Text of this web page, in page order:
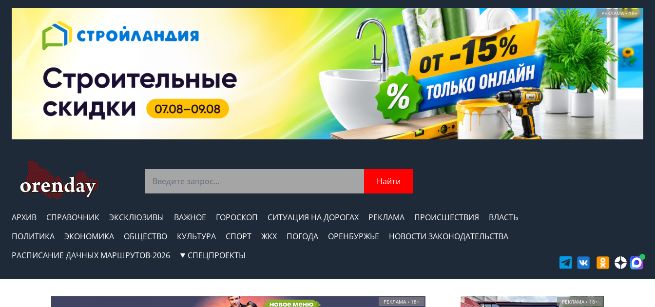
РЕКЛАМА • 18+
Найти
АРХИВ СПРАВОЧНИК ЭКСКЛЮЗИВЫ ВАЖНОЕ ГОРОСКОП СИТУАЦИЯ НА ДОРОГАХ РЕКЛАМА ПРОИСШЕСТВИЯ
ВЛАСТЬ
ПОЛИТИКА
ЭКОНОМИКА ОБЩЕСТВО КУЛЬТУРА СПОРТ ЖКХ ПОГОДА ОРЕНБУРЖЬЕ
НОВОСТИ ЗАКОНОДАТЕЛЬСТВА
РАСПИСАНИЕ ДАЧНЫХ МАРШРУТОВ-2026
СПЕЦПРОЕКТЫ
РЕКЛАМА • 18+ РЕКЛАМА • 18+